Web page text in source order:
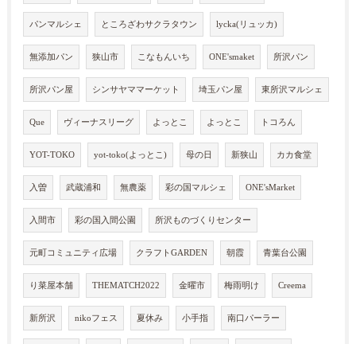
パンマルシェ ところざわサクラタウン lycka(リュッカ)
無添加パン 狭山市 こなもんいち ONE'smaket 所沢パン
所沢パン屋 シンサヤママーケット 埼玉パン屋 東所沢マルシェ
Que ヴィーナスリーグ よっとこ よっとこ トコろん
YOT-TOKO yot-toko(よっとこ) 母の日 新狭山 カカ食堂
入曽 武蔵浦和 無農薬 彩の国マルシェ ONE'sMarket
入間市 彩の国入間公園 所沢ものづくりセンター
元町コミュニティ広場 クラフトGARDEN 朝霞 青葉台公園
り菜屋本舗 THEMATCH2022 金曜市 梅雨明け Creema
新所沢 nikoフェス 夏休み 小手指 南口パーラー